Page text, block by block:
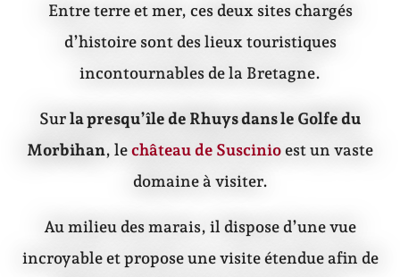
Entre terre et mer, ces deux sites chargés
d’histoire sont des lieux touristiques
incontournables de la Bretagne.
Surla presqu’île de Rhuys dans le Golfe du
Morbihan, lechâteau de Suscinioest un vaste
domaine à visiter.
Au milieu des marais, il dispose d’une vue
incroyable et propose une visite étendue afin de